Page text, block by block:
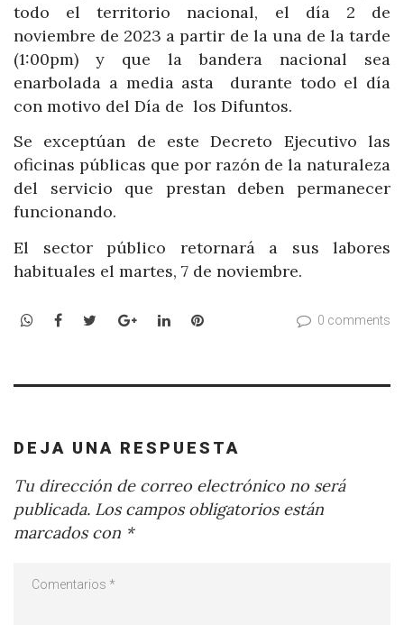
todo el territorio nacional, el día 2 de
noviembre de 2023 a partir de la una de la tarde
(1:00pm) y que la bandera nacional sea
enarbolada a media asta durante todo el día
con motivo del Día de los Difuntos.
Se exceptúan de este Decreto Ejecutivo las
oficinas públicas que por razón de la naturaleza
del servicio que prestan deben permanecer
funcionando.
El sector público retornará a sus labores
habituales el martes, 7 de noviembre.
WhatsApp
Facebook
TwitterGoogle+LinkedInPinterest 0 comments
DEJA UNA RESPUESTA
Tu dirección de correo electrónico no será
publicada. Los campos obligatorios están
marcados con *